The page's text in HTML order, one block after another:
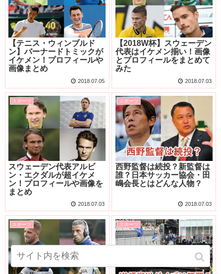
【テニス・ウィンブルド
ン】バーナードトミックが
イケメン！プロフィールや
画像まとめ
2018.07.05
【2018W杯】スウェーデン
代表はイケメン揃い！画像
とプロフィールをまとめて
みた
2018.07.03
スポーツ
スウェーデン代表アルビ
ン・エクダルが超イケメ
ン！プロフィールや画像を
まとめ
2018.07.03
スポーツ
西野監督は続投？新監督は
誰？日本サッカー協会・田
嶋会長とはどんな人物？
2018.07.03
スポーツ スポーツ